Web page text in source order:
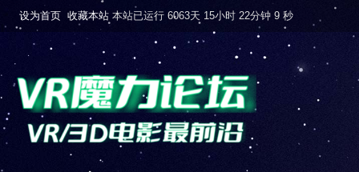
设为首页 收藏本站 本站已运行 6063天 15小时 22分钟 10 秒